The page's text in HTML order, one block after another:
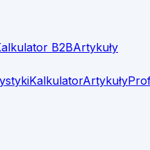
B2BArtykuły
KalkulatorArtykuły